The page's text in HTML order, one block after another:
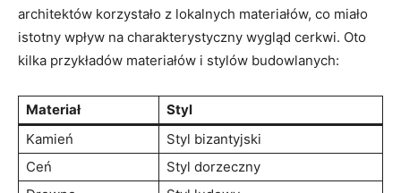
architektów korzystało‍ z lokalnych materiałów, ​co miało
istotny wpływ na charakterystyczny wygląd ⁤cerkwi. Oto
kilka przykładów materiałów ‌i stylów budowlanych:
Materiał
Styl
Kamień
Styl bizantyjski
Ceń
Styl dorzeczny